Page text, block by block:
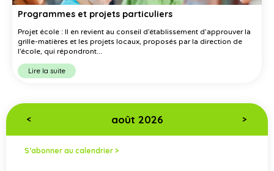
Programmes et projets particuliers
Projet école : Il en revient au conseil d’établissement d’approuver la
grille-matières et les projets locaux, proposés par la direction de
l’école, qui répondront...
Lire la suite
< août 2026 >
S’abonner au calendrier >